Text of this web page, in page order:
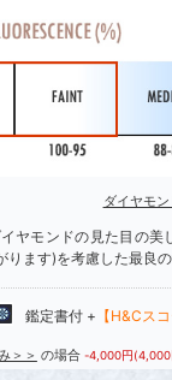
ダイヤモ
ヤモンドの見た目の美
ります)を考慮した最良の
鑑定書付 + 【H&Cス
＞＞ の場合 -4,000円(4,000